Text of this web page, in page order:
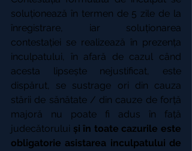
soluționează în termen de 5 zile de la
înregistrare, iar soluționarea
contestației se realizează în prezența
inculpatului, în afară de cazul când
acesta lipsește nejustificat, este
dispărut, se sustrage ori din cauza
stării de sănătate / din cauze de forță
majoră nu poate fi adus în față
judecătorului și în toate cazurile este
obligatorie asistarea inculpatului de